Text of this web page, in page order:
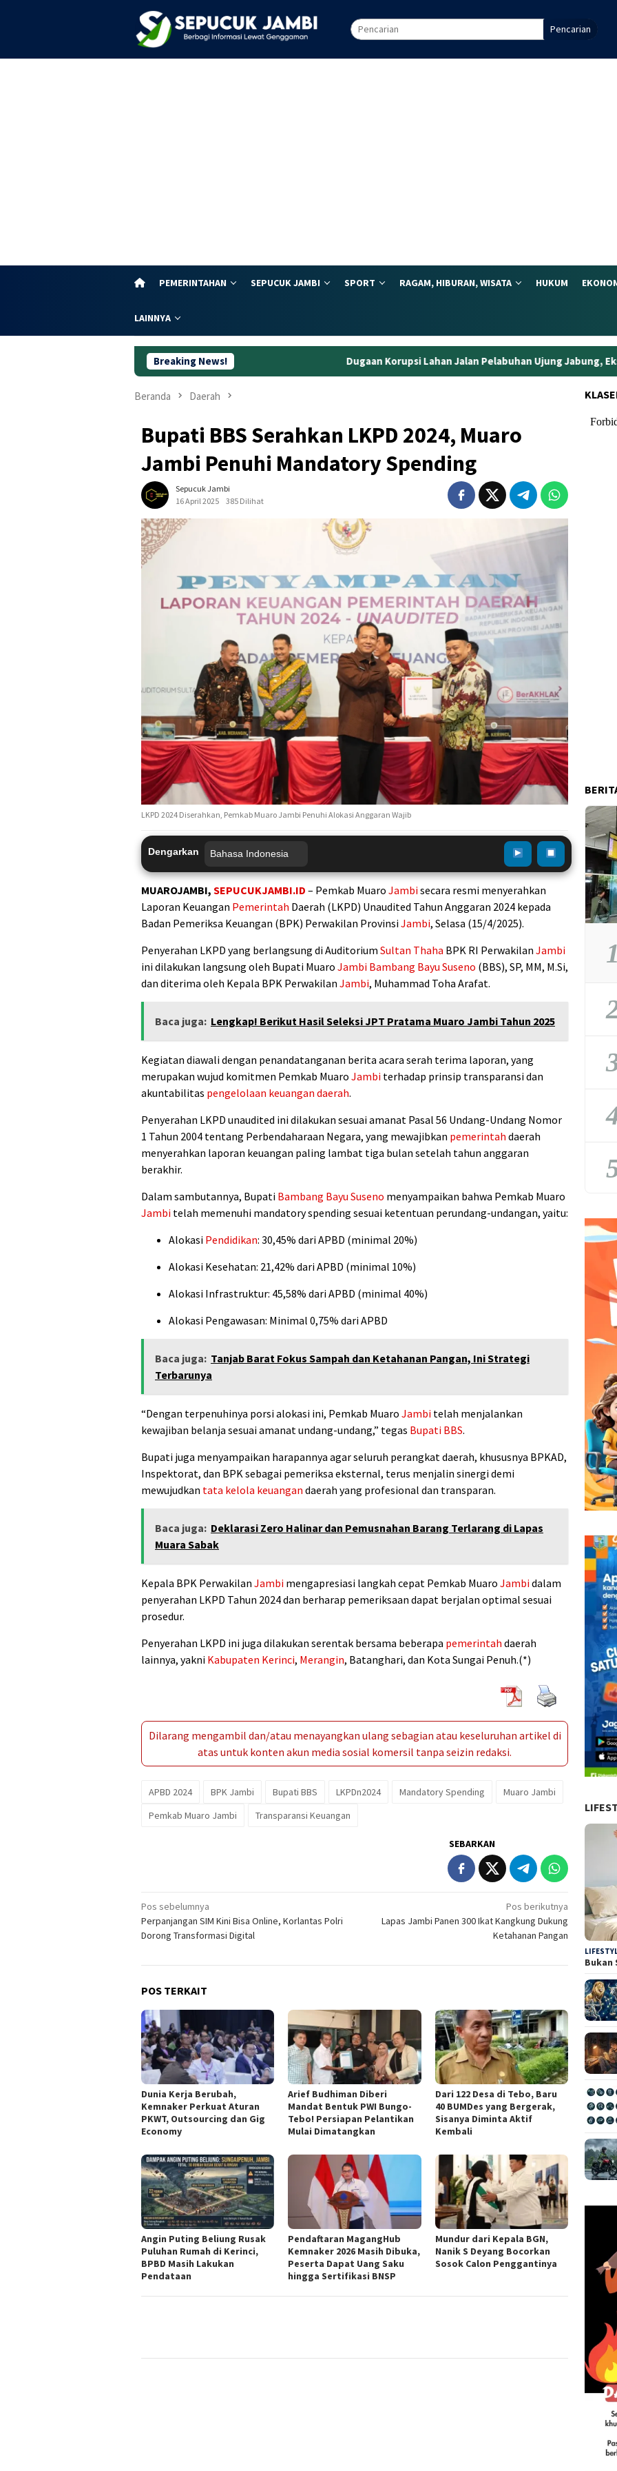
Pencarian
PEMERINTAHAN SEPUCUK JAMBI SPORT RAGAM, HIBURAN, WISATA HUKUM
LAINNYA
Breaking News! Dugaan Korupsi Lahan Jalan Pelabuhan Ujung Jabung, Eks Kepala BPN
Beranda Daerah
Bupati BBS Serahkan LKPD 2024, Muaro
Jambi Penuhi Mandatory Spending
Sepucuk Jambi
16 April 2025
385 Dilihat
LKPD 2024 Diserahkan, Pemkab Muaro Jambi Penuhi Alokasi Anggaran Wajib
Dengarkan
MUAROJAMBI, SEPUCUKJAMBI.ID – Pemkab Muaro Jambisecara resmi menyerahkan
Laporan Keuangan Pemerintah Daerah (LKPD) Unaudited Tahun Anggaran 2024 kepada
Badan Pemeriksa Keuangan (BPK) Perwakilan ProvinsiJambi, Selasa (15/4/2025).
Penyerahan LKPD yang berlangsung di Auditorium Sultan Thaha BPK RI Perwakilan Jambi
ini dilakukan langsung oleh Bupati Muaro Jambi Bambang Bayu Suseno (BBS), SP, MM, M.Si,
dan diterima oleh Kepala BPK Perwakilan Jambi, Muhammad Toha Arafat.
Baca juga: Lengkap! Berikut Hasil Seleksi JPT Pratama Muaro Jambi Tahun 2025
Kegiatan diawali dengan penandatanganan berita acara serah terima laporan, yang
merupakan wujud komitmen Pemkab Muaro Jambi terhadap prinsip transparansi dan
akuntabilitas pengelolaan keuangan daerah.
Penyerahan LKPD unaudited ini dilakukan sesuai amanat Pasal 56 Undang-Undang Nomor
1 Tahun 2004 tentang Perbendaharaan Negara, yang mewajibkan pemerintah daerah
menyerahkan laporan keuangan paling lambat tiga bulan setelah tahun anggaran
berakhir.
Dalam sambutannya, Bupati Bambang Bayu Suseno menyampaikan bahwa Pemkab Muaro
Jambi telah memenuhi mandatory spending sesuai ketentuan perundang-undangan, yaitu:
Alokasi Pendidikan: 30,45% dari APBD (minimal 20%)
Alokasi Kesehatan: 21,42% dari APBD (minimal 10%)
Alokasi Infrastruktur: 45,58% dari APBD (minimal 40%)
Alokasi Pengawasan: Minimal 0,75% dari APBD
Baca juga: Tanjab Barat Fokus Sampah dan Ketahanan Pangan, Ini Strategi
Terbarunya
“Dengan terpenuhinya porsi alokasi ini, Pemkab Muaro Jambi telah menjalankan
kewajiban belanja sesuai amanat undang-undang,” tegas Bupati BBS.
Bupati juga menyampaikan harapannya agar seluruh perangkat daerah, khususnya BPKAD,
Inspektorat, dan BPK sebagai pemeriksa eksternal, terus menjalin sinergi demi
mewujudkan tata kelola keuangan daerah yang profesional dan transparan.
Baca juga: Deklarasi Zero Halinar dan Pemusnahan Barang Terlarang di Lapas
Muara Sabak
Kepala BPK Perwakilan Jambi mengapresiasi langkah cepat Pemkab Muaro Jambidalam
penyerahan LKPD Tahun 2024 dan berharap pemeriksaan dapat berjalan optimal sesuai
prosedur.
Penyerahan LKPD ini juga dilakukan serentak bersama beberapa pemerintah daerah
lainnya, yakni Kabupaten Kerinci, Merangin, Batanghari, dan Kota Sungai Penuh.(*)
Dilarang mengambil dan/atau menayangkan ulang sebagian atau keseluruhan artikel di
atas untuk konten akun media sosial komersil tanpa seizin redaksi.
APBD 2024 BPK Jambi Bupati BBS LKPDn2024 Mandatory Spending
Muaro Jambi
Pemkab Muaro Jambi
Transparansi Keuangan
SEBARKAN
Navigasi
pos
Pos sebelumnya
Perpanjangan SIM Kini Bisa Online, Korlantas Polri
Dorong Transformasi Digital
Pos berikutnya
Lapas Jambi Panen 300 Ikat Kangkung Dukung
Ketahanan Pangan
POS TERKAIT
Dunia Kerja Berubah,
Kemnaker Perkuat Aturan
PKWT, Outsourcing dan Gig
Economy
Arief Budhiman Diberi
Mandat Bentuk PWI Bungo-
Tebo! Persiapan Pelantikan
Mulai Dimatangkan
Dari 122 Desa di Tebo, Baru
40 BUMDes yang Bergerak,
Sisanya Diminta Aktif
Kembali
Angin Puting Beliung Rusak
Puluhan Rumah di Kerinci,
BPBD Masih Lakukan
Pendataan
Pendaftaran MagangHub
Kemnaker 2026 Masih Dibuka,
Peserta Dapat Uang Saku
hingga Sertifikasi BNSP
Mundur dari Kepala BGN,
Nanik S Deyang Bocorkan
Sosok Calon Penggantinya
1
2
3
4
5
Bukan